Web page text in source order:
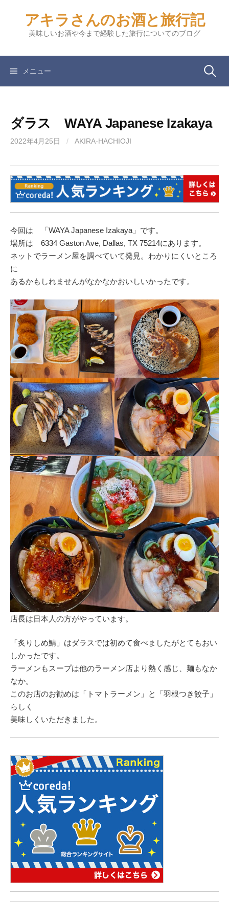
ツ
アキラさんのお酒と旅行記
美味しいお酒や今まで経験した旅行についてのブログ
メニュー 検
ダラス WAYA Japanese Izakaya
2022年4月25日 / AKIRA-HACHIOJI
今回は 「WAYA Japanese Izakaya」です。
場所は 6334 Gaston Ave, Dallas, TX 75214にあります。
ネットでラーメン屋を調べていて発見。わかりにくいところ
に
あるかもしれませんがなかなかおいしいかったです。
店長は日本人の方がやっています。
「炙りしめ鯖」はダラスでは初めて食べましたがとてもおい
しかったです。
ラーメンもスープは他のラーメン店より熱く感じ、麺もなか
なか。
このお店のお勧めは「トマトラーメン」と「羽根つき餃子」
らしく
美味しくいただきました。